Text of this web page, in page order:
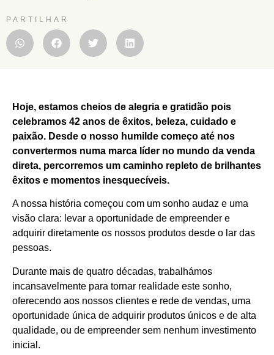
PARTILHAR
Hoje, estamos cheios de alegria e gratidão pois
celebramos 42 anos de êxitos, beleza, cuidado e
paixão. Desde o nosso humilde começo até nos
convertermos numa marca líder no mundo da venda
direta, percorremos um caminho repleto de brilhantes
êxitos e momentos inesquecíveis.
A nossa história começou com um sonho audaz e uma
visão clara: levar a oportunidade de empreender e
adquirir diretamente os nossos produtos desde o lar das
pessoas.
Durante mais de quatro décadas, trabalhámos
incansavelmente para tornar realidade este sonho,
oferecendo aos nossos clientes e rede de vendas, uma
oportunidade única de adquirir produtos únicos e de alta
qualidade, ou de empreender sem nenhum investimento
inicial.